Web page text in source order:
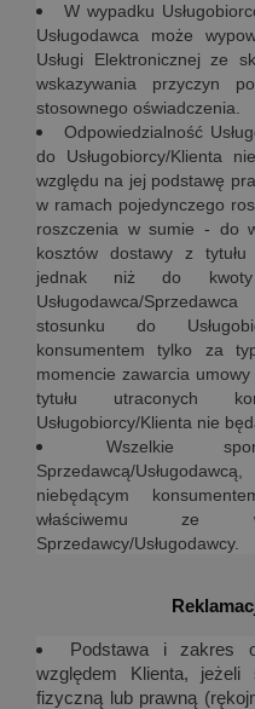
W wypadku
Usługodawca może
Usługi Elektronicznej ze
wskazywania przyczyn
stosownego oświadczenia.
Odpowiedzialność
do Usługobiorcy/Klienta
względu na jej podstawę
w ramach pojedynczego
roszczenia w sumie - do
kosztów dostawy z
jednak niż do kwoty
Usługodawca/
stosunku do
konsumentem tylko za
momencie zawarcia
tytułu utraconych
Usługobiorcy/Klienta nie
Wszelkie
Sprzedawcą/
niebędącym
właściwemu ze
Sprzedawcy/Usługodawcy.
Podstawa i zakres
względem Klienta,
fizyczną lub prawną